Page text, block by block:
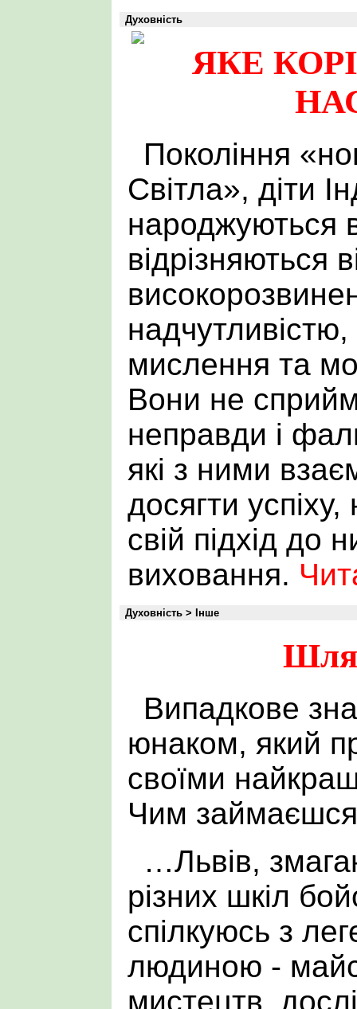
Духовність
ЯКЕ
Покоління
Світла», діти
народжуються
відрізняються
мислення та
Вони не
неправди і
які з ними
досягти
свій підхід до
виховання.
Духовність > Інше
Випадкове
юнаком, який
своїми
Чим
…Львів,
різних шкіл
спілкуюсь з
людиною -
мистецтв,